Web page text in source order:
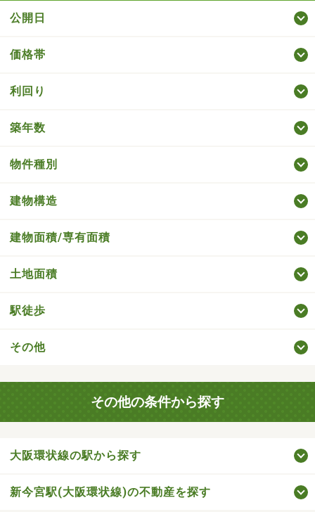
公開日
価格帯
利回り
築年数
物件種別
建物構造
建物面積/専有面積
土地面積
駅徒歩
その他
その他の条件から探す
大阪環状線の駅から探す
新今宮駅(大阪環状線)の不動産を探す